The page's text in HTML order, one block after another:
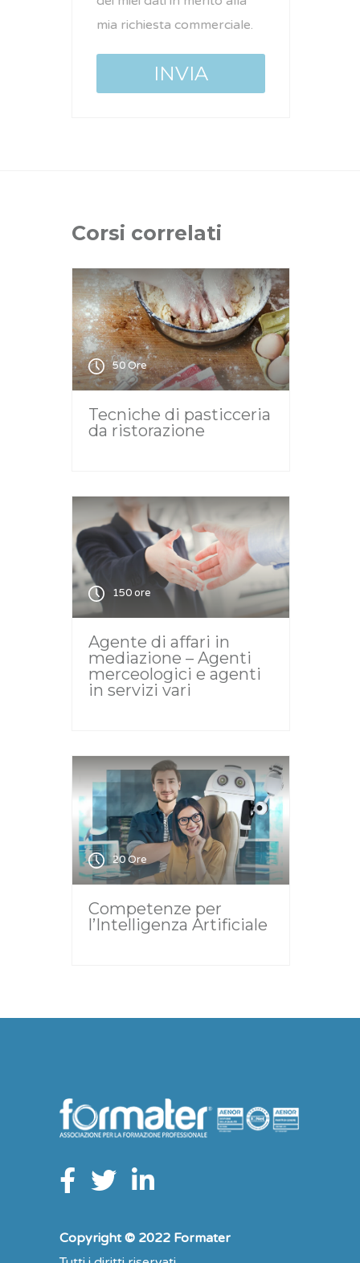
mia richiesta commerciale.
Corsi correlati
50 Ore
Tecniche di pasticceria
da ristorazione
150 ore
Agente di affari in
mediazione – Agenti
merceologici e agenti
in servizi vari
20 Ore
Competenze per
l’Intelligenza Artificiale
Copyright © 2022 Formater